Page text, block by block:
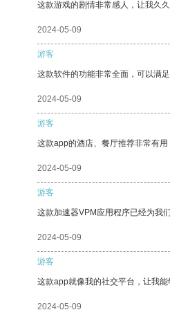
这款游戏的剧情非常感人，让我久久
2024-05-09
游客
这款软件的功能非常全面，可以满足
2024-05-09
游客
这款app的酒店、餐厅推荐非常有用
2024-05-09
游客
这款加速器VPM应用程序已经为我
2024-05-09
游客
这款app就像我的社交平台，让我能
2024-05-09